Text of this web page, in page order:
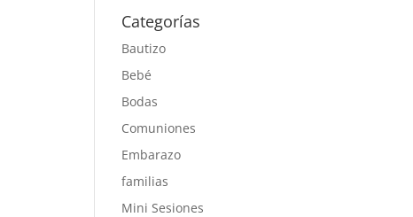
Categorías
Bautizo
Bebé
Bodas
Comuniones
Embarazo
familias
Mini Sesiones